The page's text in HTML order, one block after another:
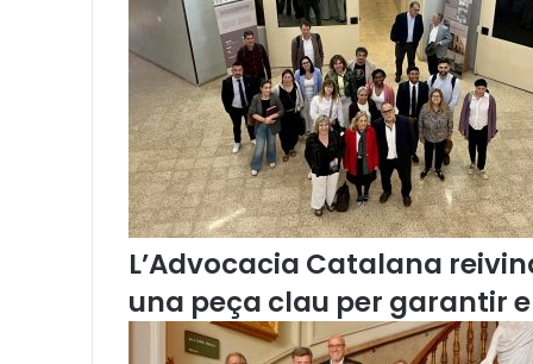
v
a
s
a
t
i
s
f
a
c
c
L’Advocacia Catalana
una peça clau per garantir